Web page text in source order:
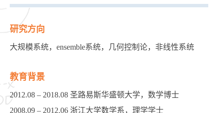
研究方向
大规模系统， ensemble系统，几何控制论，非线性系统
教育背景
2012.08 – 2018.08 圣路易斯华盛顿大学，数学博士
2008.09 – 2012.06 浙江大学数学系，理学学士